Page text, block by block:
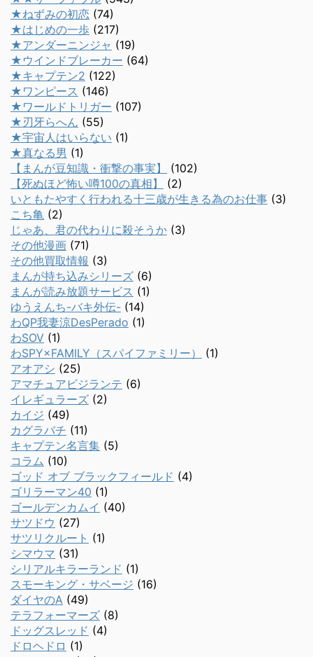
★ねずみの初恋 (74)
★はじめの一歩 (217)
★アンダーニンジャ (19)
★ウインドブレーカー (64)
★キャプテン2 (122)
★ワンピース (146)
★ワールドトリガー (107)
★刃牙らへん (55)
★宇宙人はいらない (1)
★真なる男 (1)
【まんが豆知識・衝撃の事実】
(102)
【死ぬほど怖い噂100の真相】
(2)
いともたやすく行われる十三歳が生きる為のお仕事 (3)
こち亀 (2)
じゃあ、君の代わりに殺そうか (3)
その他漫画 (71)
その他買取情報 (3)
まんが持ち込みシリーズ (6)
まんが読み放題サービス (1)
ゆうえんち-バキ外伝- (14)
わQP我妻涼DesPerado (1)
わSOV (1)
わSPY×FAMILY（スパイファミリー）
(1)
アオアシ (25)
アマチュアビジランテ (6)
イレギュラーズ (2)
カイジ (49)
カグラバチ (11)
キャプテン名言集 (5)
コラム (10)
ゴッド オブ ブラックフィールド (4)
ゴリラーマン40 (1)
ゴールデンカムイ (40)
サツドウ (27)
サツリクルート (1)
シマウマ (31)
シリアルキラーランド (1)
スモーキング・サベージ (16)
ダイヤのA (49)
テラフォーマーズ (8)
ドッグスレッド (4)
ドロヘドロ (1)